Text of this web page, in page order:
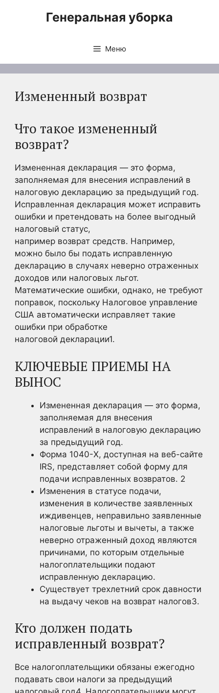
Генеральная уборка
Меню
Измененный возврат
Что такое измененный
возврат?
Измененная декларация — это форма,
заполняемая для внесения исправлений в
налоговую декларацию за предыдущий год.
Исправленная декларация может исправить
ошибки и претендовать на более выгодный
налоговый статус,
например возврат средств. Например,
можно было бы подать исправленную
декларацию в случаях неверно отраженных
доходов или налоговых льгот.
Математические ошибки, однако, не требуют
поправок, поскольку Налоговое управление
США автоматически исправляет такие
ошибки при обработке
налоговой декларации1.
КЛЮЧЕВЫЕ ПРИЕМЫ НА
ВЫНОС
Измененная декларация — это форма,
заполняемая для внесения
исправлений в налоговую декларацию
за предыдущий год.
Форма 1040-X, доступная на веб-сайте
IRS, представляет собой форму для
подачи исправленных возвратов. 2
Изменения в статусе подачи,
изменения в количестве заявленных
иждивенцев, неправильно заявленные
налоговые льготы и вычеты, а также
неверно отраженный доход являются
причинами, по которым отдельные
налогоплательщики подают
исправленную декларацию.
Существует трехлетний срок давности
на выдачу чеков на возврат налогов3.
Кто должен подать
исправленный возврат?
Все налогоплательщики обязаны ежегодно
подавать свои налоги за предыдущий